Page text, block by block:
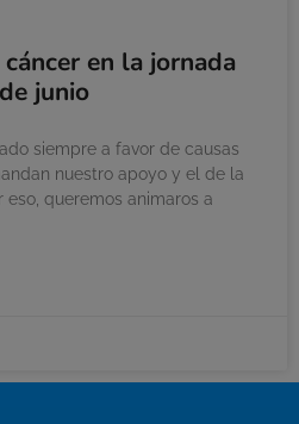
en la jornada
junio
siempre a favor de causas
nuestro apoyo y el de la
eso, queremos animaros a